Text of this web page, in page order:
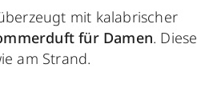
mit kalabrischer
für Damen. Diese
am Strand.